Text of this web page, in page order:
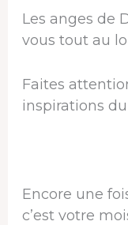
Les anges de
vous tout au
Faites
inspirations
Encore une
c’est votre